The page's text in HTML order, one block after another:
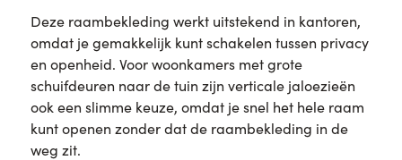
Deze raambekleding werkt uitstekend in kantoren,
omdat je gemakkelijk kunt schakelen tussen privacy
en openheid. Voor woonkamers met grote
schuifdeuren naar de tuin zijn verticale jaloezieën
ook een slimme keuze, omdat je snel het hele raam
kunt openen zonder dat de raambekleding in de
weg zit.